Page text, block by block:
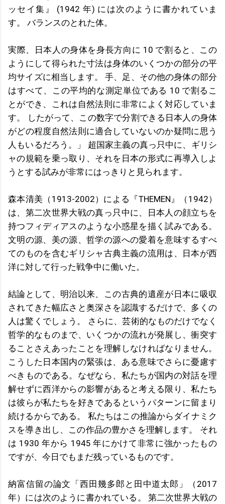
ッセイ集』 (1942 年) には次のように書かれていま
す。 バランスのとれた体。
実際、日本人の身体を身長方向に 10 で割ると、この
ようにして得られた寸法は身体のいくつかの部分の平
均サイズに相当します。 手、足、その他の身体の部分
はすべて、この平均的な測定単位である 10 で割るこ
とができ、これは自然法則に非常によく対応していま
す。 したがって、この数字で分割できる日本人の身体
がどの程度自然法則に適合していないのか疑問に思う
人もいるだろう。」 超国家主義の真っ只中に、ギリシ
ャの規範を乗っ取り、それを日本の形式に再導入しよ
うとする試みが非常にはっきりと見られます。
森本清美（1913-2002）による『THEMEN』（1942）
は、第二次世界大戦の真っ只中に、日本人の顔立ちを
持つフィディアスのような小惑星を描く試みである。
文明の源、美の源、哲学の源への愛着を意味するすべ
てのものを含むギリシャ古典主義の流用は、日本が西
洋に対して行った戦争中に働いた。
結論として、明治以来、この古典的遺産が日本に吸収
されてきた幅広さと奥深さを認識するだけで、多くの
人は驚くでしょう。 さらに、芸術的なものだけでなく
哲学的なものまで、いくつかの流れが発展し、衝突す
ることさえあったことを理解しなければなりません。
こうした日本国内の緊張は、ある意味でさらに憂慮す
べきものである。なぜなら、私たちが国内の対話を理
解せずに西洋からの影響があると考える限り、私たち
は彼らが私たちを好きであるというパターンに留まり
続けるからである。 私たちはこの推論からダイナミク
スを導き出し、この作品の豊かさを理解します。 それ
は 1930 年から 1945 年にかけて非常に強かったもの
ですが、今日でもまだ残っているものです。
納富信留の論文「西田幾多郎と田中道太郎」（2017
年）には次のように書かれている。 第二次世界大戦の